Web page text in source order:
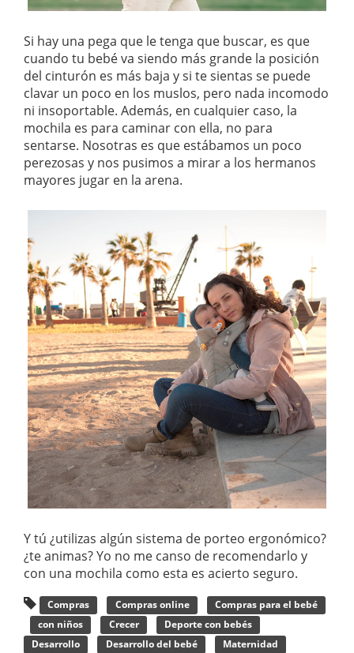
Si hay una pega que le tenga que buscar, es que
cuando tu bebé va siendo más grande la posición
del cinturón es más baja y si te sientas se puede
clavar un poco en los muslos, pero nada incomodo
ni insoportable. Además, en cualquier caso, la
mochila es para caminar con ella, no para
sentarse. Nosotras es que estábamos un poco
perezosas y nos pusimos a mirar a los hermanos
mayores jugar en la arena.
Y tú ¿utilizas algún sistema de porteo ergonómico?
¿te animas? Yo no me canso de recomendarlo y
con una mochila como esta es acierto seguro.
Compras Compras online
Compras para el bebé
con niños
Crecer
Deporte con bebés
Desarrollo
Desarrollo del bebé
Maternidad